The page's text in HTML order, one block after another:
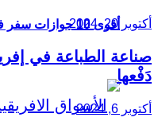
أقوى 10 جوازات سفر في إفريقيا لعام 2026 أكتوبر 20, 2024
صناعة الطباعة في
دَفْعها
أكتوبر 6, 2024